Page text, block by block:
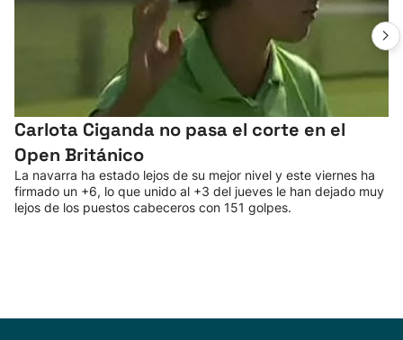
Carlota Ciganda no pasa el corte en el
Open Británico
La navarra ha estado lejos de su mejor nivel y este viernes ha
firmado un +6, lo que unido al +3 del jueves le han dejado muy
lejos de los puestos cabeceros con 151 golpes.